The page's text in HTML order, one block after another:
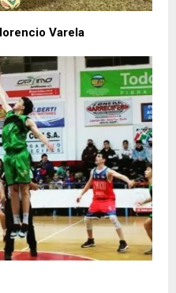
Varela